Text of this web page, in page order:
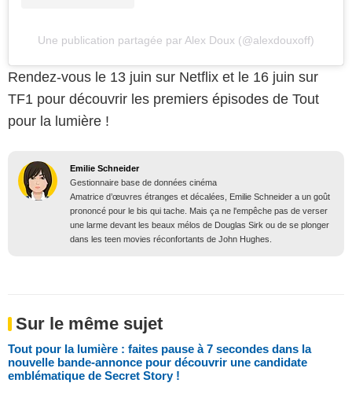
Une publication partagée par Alex Doux (@alexdouxoff)
Rendez-vous le 13 juin sur Netflix et le 16 juin sur
TF1 pour découvrir les premiers épisodes de Tout
pour la lumière !
Emilie Schneider
Gestionnaire base de données cinéma
Amatrice d’œuvres étranges et décalées, Emilie Schneider a un goût
prononcé pour le bis qui tache. Mais ça ne l'empêche pas de verser
une larme devant les beaux mélos de Douglas Sirk ou de se plonger
dans les teen movies réconfortants de John Hughes.
Sur le même sujet
Tout pour la lumière : faites pause à 7 secondes dans la
nouvelle bande-annonce pour découvrir une candidate
emblématique de Secret Story !